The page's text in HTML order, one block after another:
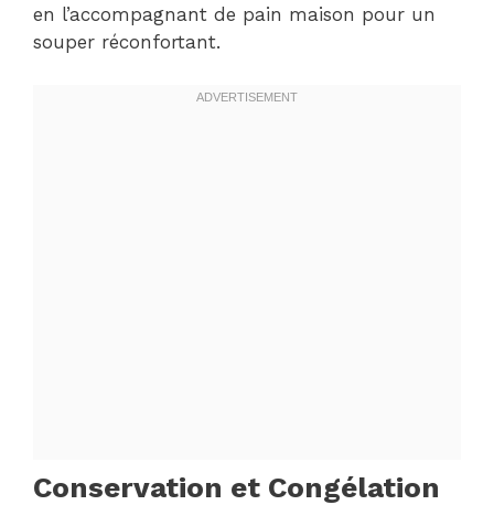
en l’accompagnant de pain maison pour un
souper réconfortant.
Conservation et Congélation